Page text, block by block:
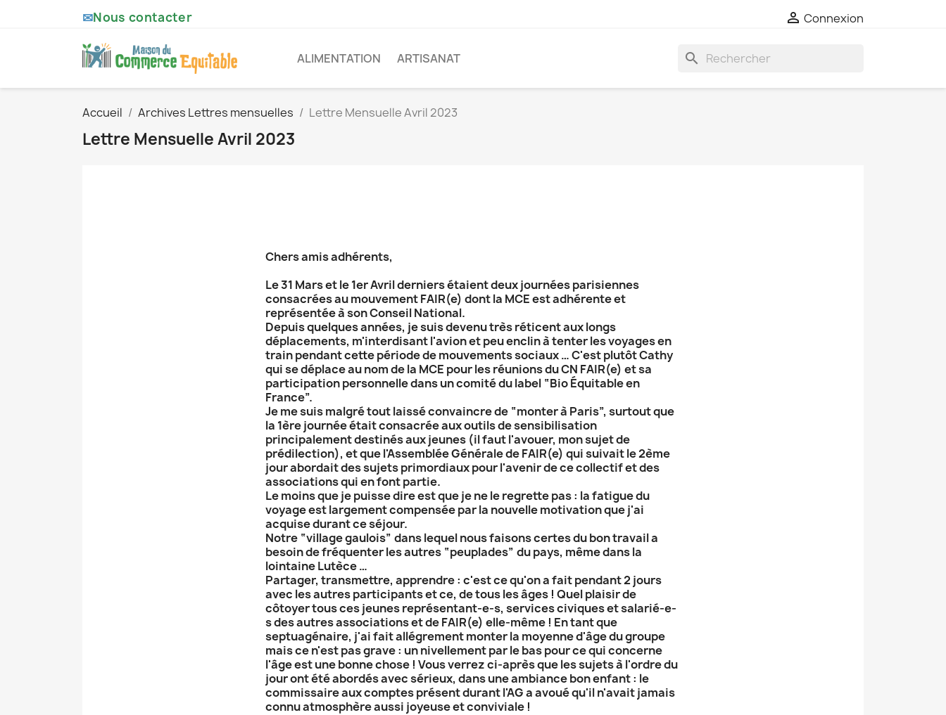
✉Nous contacter  Connexion
ALIMENTATION ARTISANAT search
Accueil Archives Lettres mensuelles Lettre Mensuelle Avril 2023
Lettre Mensuelle Avril 2023
Chers amis adhérents,
Le 31 Mars et le 1er Avril derniers étaient deux journées parisiennes
consacrées au mouvement FAIR(e) dont la MCE est adhérente et
représentée à son Conseil National.
Depuis quelques années, je suis devenu très réticent aux longs
déplacements, m'interdisant l'avion et peu enclin à tenter les voyages en
train pendant cette période de mouvements sociaux … C'est plutôt Cathy
qui se déplace au nom de la MCE pour les réunions du CN FAIR(e) et sa
participation personnelle dans un comité du label “Bio Équitable en
France”.
Je me suis malgré tout laissé convaincre de “monter à Paris”, surtout que
la 1ère journée était consacrée aux outils de sensibilisation
principalement destinés aux jeunes (il faut l'avouer, mon sujet de
prédilection), et que l'Assemblée Générale de FAIR(e) qui suivait le 2ème
jour abordait des sujets primordiaux pour l'avenir de ce collectif et des
associations qui en font partie.
Le moins que je puisse dire est que je ne le regrette pas : la fatigue du
voyage est largement compensée par la nouvelle motivation que j'ai
acquise durant ce séjour.
Notre “village gaulois” dans lequel nous faisons certes du bon travail a
besoin de fréquenter les autres “peuplades” du pays, même dans la
lointaine Lutèce …
Partager, transmettre, apprendre : c'est ce qu'on a fait pendant 2 jours
avec les autres participants et ce, de tous les âges ! Quel plaisir de
côtoyer tous ces jeunes représentant-e-s, services civiques et salarié-e-
s des autres associations et de FAIR(e) elle-même ! En tant que
septuagénaire, j'ai fait allégrement monter la moyenne d'âge du groupe
mais ce n'est pas grave : un nivellement par le bas pour ce qui concerne
l'âge est une bonne chose ! Vous verrez ci-après que les sujets à l'ordre du
jour ont été abordés avec sérieux, dans une ambiance bon enfant : le
commissaire aux comptes présent durant l'AG a avoué qu'il n'avait jamais
connu atmosphère aussi joyeuse et conviviale !